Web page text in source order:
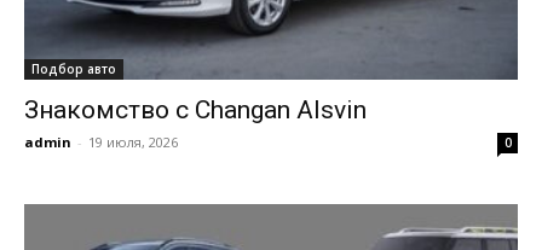
Подбор авто
Знакомство с Changan Alsvin
admin - 19 июля, 2026 0